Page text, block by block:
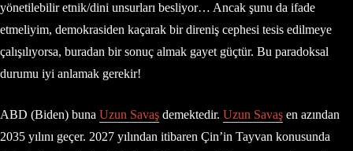
yönetilebilir etnik/dini unsurları besliyor… Ancak şunu da ifade
etmeliyim, demokrasiden kaçarak bir direniş cephesi tesis edilmeye
çalışılıyorsa, buradan bir sonuç almak gayet güçtür. Bu paradoksal
durumu iyi anlamak gerekir!
ABD (Biden) buna Uzun Savaş demektedir. Uzun Savaş en azından
2035 yılını geçer. 2027 yılından itibaren Çin’in Tayvan konusunda